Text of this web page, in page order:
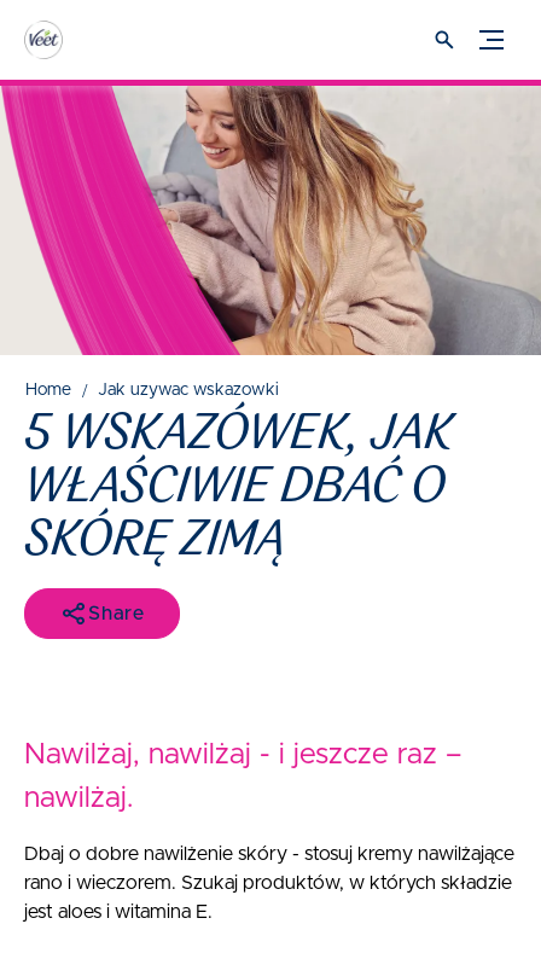
Home Jak uzywac wskazowki
5 WSKAZÓWEK, JAK
WŁAŚCIWIE DBAĆ O
SKÓRĘ ZIMĄ
Share
Nawilżaj, nawilżaj - i jeszcze raz –
nawilżaj.
Dbaj o dobre nawilżenie skóry - stosuj kremy nawilżające
rano i wieczorem. Szukaj produktów, w których składzie
jest aloes i witamina E.